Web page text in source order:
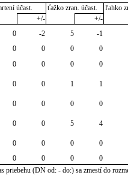
účast. ťažko zran. účast. ľahko
+/- +/-
0 -2 5 -1
0 0 0 0
0 0 0 0
0 0 1 1
0 0 0 0
0 0 5 4
0 0 0 0
0 0 0 0
(DN od: - do:) sa zmestí do